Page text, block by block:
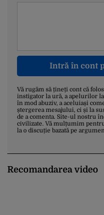
Intră în cont
Vă rugăm să țineți cont că
instigator la ură, a apelurilor
în mod abuziv, a aceluiași
ștergerea mesajului, ci și la
de a comenta. Site-ul nostru
civilizate. Vă mulțumim
la o discuție bazată pe
Recomandarea video